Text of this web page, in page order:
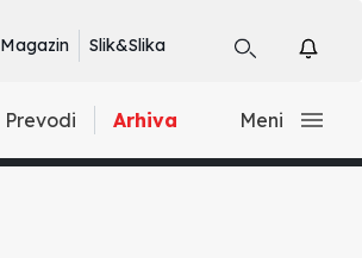
Magazin Slik&Slika
Prevodi Arhiva Meni